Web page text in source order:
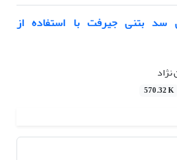
سد بتنی جیرفت با استفاده از
570.32 K